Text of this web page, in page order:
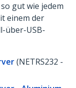
gut wie jedem
einem der
über-USB-
(NETRS232 -